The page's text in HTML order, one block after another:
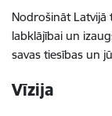
Nodrošināt Latvijā
labklājībai un
savas tiesības un
Vīzija